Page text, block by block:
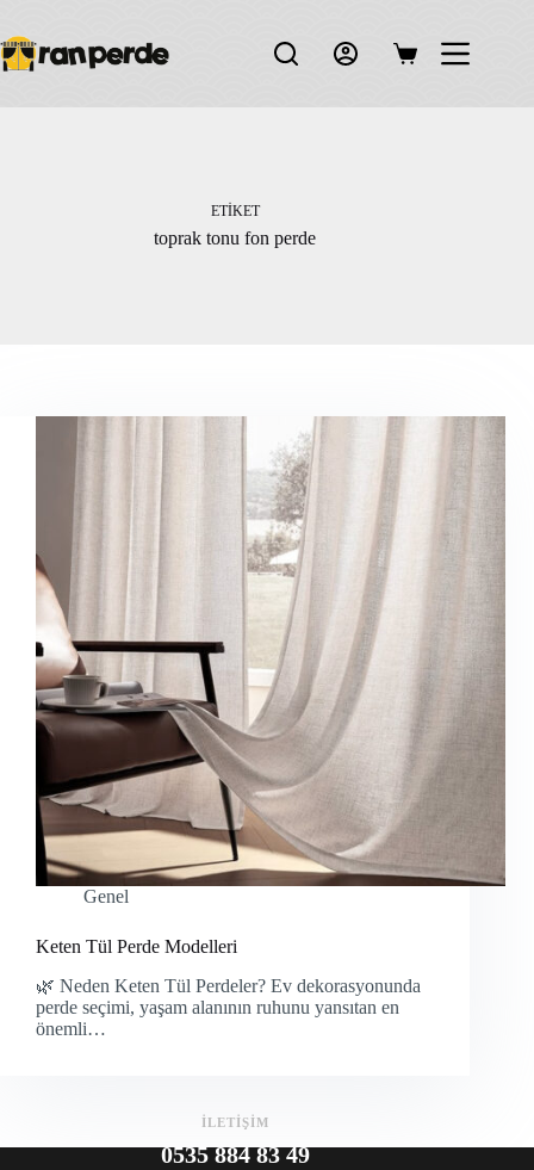
content
Shopping
ETIKET
toprak tonu fon perde
Genel
Keten Tül Perde Modelleri
🌿 Neden Keten Tül Perdeler? Ev dekorasyonunda
perde seçimi, yaşam alanının ruhunu yansıtan en
önemli…
İLETİŞİM
0535 884 83 49